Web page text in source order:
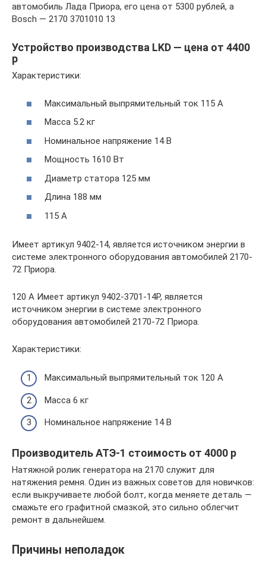
автомобиль Лада Приора, его цена от 5300 рублей, а
Bosch — 2170 3701010 13
Устройство производства LKD — цена от 4400
р
Характеристики:
Максимальный выпрямительный ток 115 А
Масса 5.2 кг
Номинальное напряжение 14 В
Мощность 1610 Вт
Диаметр статора 125 мм
Длина 188 мм
115 А
Имеет артикул 9402-14, является источником энергии в
системе электронного оборудования автомобилей 2170-
72 Приора.
120 А Имеет артикул 9402-3701-14P, является
источником энергии в системе электронного
оборудования автомобилей 2170-72 Приора.
Характеристики:
Максимальный выпрямительный ток 120 А
Масса 6 кг
Номинальное напряжение 14 В
Производитель АТЭ-1 cтоимость от 4000 р
Натяжной ролик генератора на 2170 служит для
натяжения ремня. Один из важных советов для новичков:
если выкручиваете любой болт, когда меняете деталь —
смажьте его графитной смазкой, это сильно облегчит
ремонт в дальнейшем.
Причины неполадок